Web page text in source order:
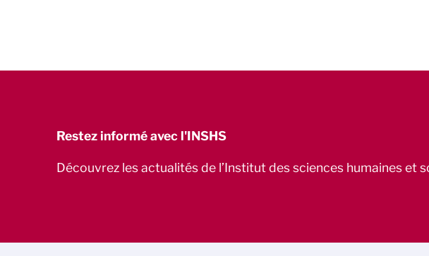
Restez informé avec l'INSHS
Découvrez les actualités de l’Institut des sciences humaines et